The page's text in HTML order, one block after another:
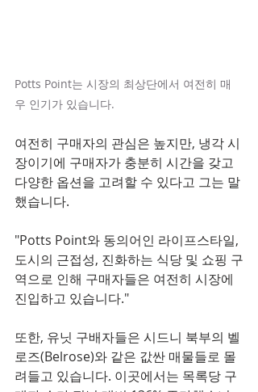
Potts Point는 시장의 최상단에서 여전히 매
우 인기가 있습니다.
여전히 구매자의 관심은 ​​높지만, 냉각 시
장이기에 구매자가 충분히 시간을 갖고
다양한 옵션을 고려할 수 있다고 그는 말
했습니다.
"Potts Point와 동의어인 라이프스타일,
도시의 근접성, 진화하는 식당 및 쇼핑 구
역으로 인해 구매자들은 여전히 시장에
진입하고 있습니다."
또한, 유닛 구배자들은 시드니 북부의 벨
로즈(Belrose)와 같은 값싼 매물들로 몰
려들고 있습니다. 이곳에서는 목록당 구